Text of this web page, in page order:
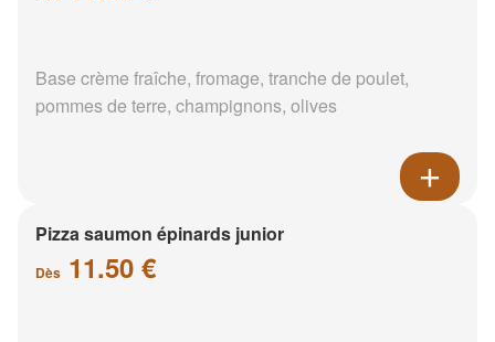
Base crème fraîche, fromage, tranche de poulet,
pommes de terre, champignons, olives
Pizza saumon épinards junior
Dès 11.50 €